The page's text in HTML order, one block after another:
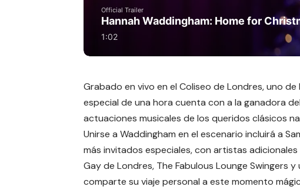
Grabado en vivo en el Coliseo de Londres, uno
especial de una hora cuenta con a la ganadora
actuaciones musicales de los queridos clásicos
Unirse a Waddingham en el escenario incluirá a
más invitados especiales, con artistas
Gay de Londres, The Fabulous Lounge Swingers
comparte su viaje personal a este momento